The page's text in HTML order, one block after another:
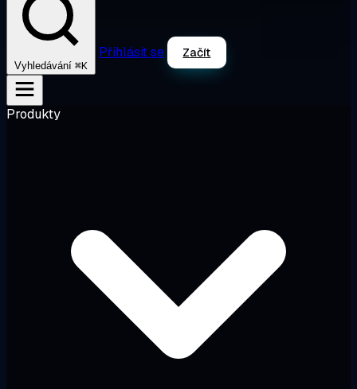
Vyhledávání ⌘K
Přihlásit se Začít
Produkty